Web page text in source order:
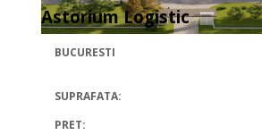
Astorium Logistic
BUCURESTI
SUPRAFATA:
PRET: